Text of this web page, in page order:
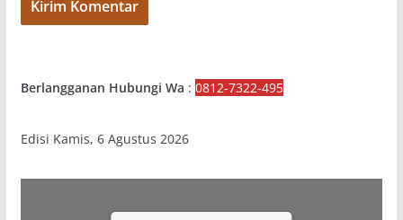
Berlangganan Hubungi Wa : 0812-7322-495
Edisi Kamis, 6 Agustus 2026